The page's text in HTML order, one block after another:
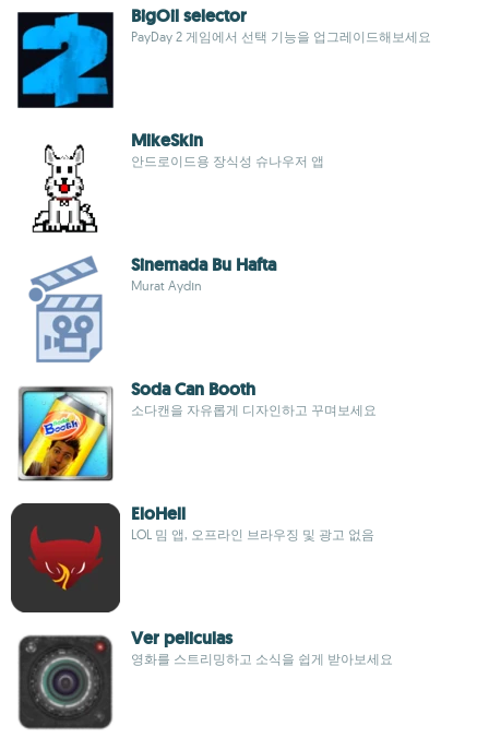
BigOil selector
PayDay 2 게임에서 선택 기능을 업그레이드해보세요
MikeSkin
안드로이드용 장식성 슈나우저 앱
Sinemada Bu Hafta
Murat Aydın
Soda Can Booth
소다캔을 자유롭게 디자인하고 꾸며보세요
EloHell
LOL 밈 앱, 오프라인 브라우징 및 광고 없음
Ver peliculas
영화를 스트리밍하고 소식을 쉽게 받아보세요